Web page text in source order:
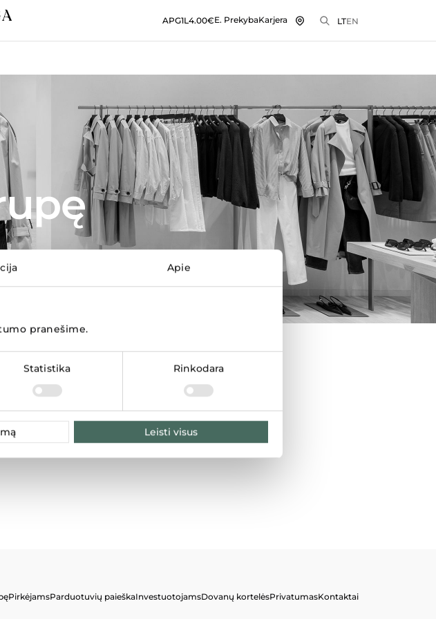
Apie
pranešime.
Statistika Rinkodara
Leisti visus
APG1L 4.00€E. PrekybaKarjera LTEN
PirkėjamsParduotuvių paieškaInvestuotojamsDovanų kortelėsPrivatumasKontaktai